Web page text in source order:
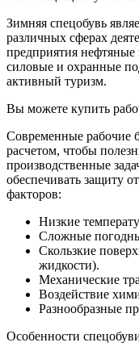
Зимняя спецобувь
различных сферах
предприятия
силовые и охранные
активный туризм.
Вы можете купить
Современные рабочие
расчетом, чтобы
производственные
обеспечивать защиту
факторов:
Низкие
Сложные
Скользкие
жидкости).
Механические
Воздействие
Разнообразные
Особенности